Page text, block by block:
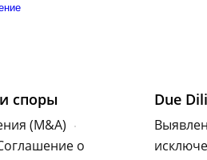
споры
(M&A)
о
Due